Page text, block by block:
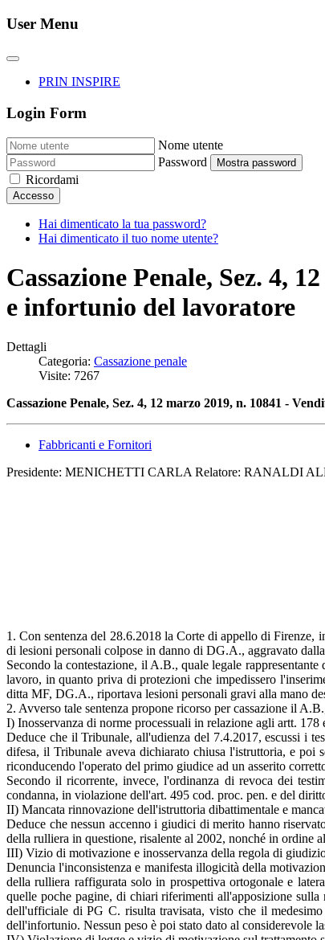
User Menu
PRIN INSPIRE
Login Form
Nome utente
Password
Mostra password
Ricordami
Accesso
Hai dimenticato la tua password?
Hai dimenticato il tuo nome utente?
Cassazione Penale, Sez. 4,
e infortunio del lavoratore
Dettagli
Categoria: Cassazione penale
Visite: 7267
Cassazione Penale, Sez. 4, 12 marzo 2019, n. 10841 -
Fabbricanti e Fornitori
Presidente: MENICHETTI CARLA Relatore: RANALDI
1. Con sentenza del 28.6.2018 la Corte di appello di Firenze,
di lesioni personali colpose in danno di DG.A., aggravato
Secondo la contestazione, il A.B., quale legale
lavoro, in quanto priva di protezioni che impedissero
ditta MF, DG.A., riportava lesioni personali gravi alla mano
2. Avverso tale sentenza propone ricorso per cassazione il
I) Inosservanza di norme processuali in relazione agli artt.
Deduce che il Tribunale, all'udienza del 7.4.2017, escussi i
difesa, il Tribunale aveva dichiarato chiusa l'istruttoria, e poi
riconducendo l'operato del primo giudice ad un asserito
Secondo il ricorrente, invece, l'ordinanza di revoca dei
condanna, in violazione dell'art. 495 cod. proc. pen. e del
II) Mancata rinnovazione dell'istruttoria dibattimentale e
Deduce che nessun accenno i giudici di merito hanno
della rulliera in questione, risalente al 2002, nonché in ordine
III) Vizio di motivazione e inosservanza della regola di
Denuncia l'inconsistenza e manifesta illogicità della
della rulliera raffigurata solo in prospettiva ortogonale e
quelle poche pagine, di chiari riferimenti all'apposizione
dell'ufficiale di PG C. risulta travisata, visto che il
dell'infortunio. Nessun peso è poi stato dato al considerevole